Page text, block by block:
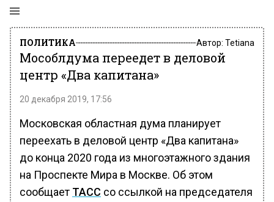
ПОЛИТИКА Автор: Tetiana
Мособлдума переедет в деловой
центр «Два капитана»
20 декабря 2019, 17:56
Московская областная дума планирует
переехать в деловой центр «Два капитана»
до конца 2020 года из многоэтажного здания
на Проспекте Мира в Москве. Об этом
сообщает ТАСС со ссылкой на председателя